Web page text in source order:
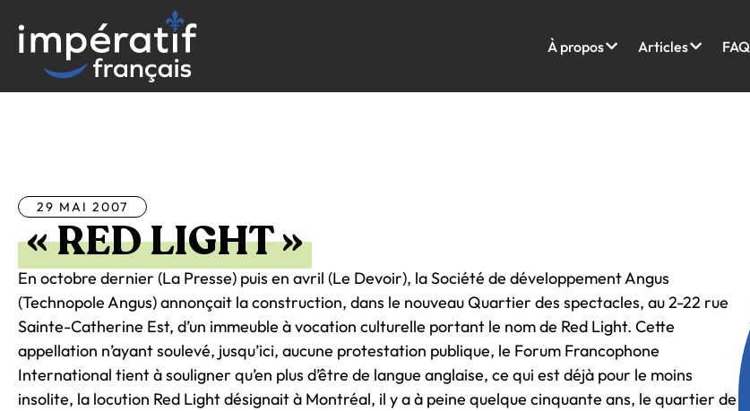
contenu
À propos Articles FAQ
29 MAI 2007
« RED LIGHT »
En octobre dernier (La Presse) puis en avril (Le Devoir), la Société de développement Angus
(Technopole Angus) annonçait la construction, dans le nouveau Quartier des spectacles, au 2-22 rue
Sainte-Catherine Est, d’un immeuble à vocation culturelle portant le nom de Red Light. Cette
appellation n’ayant soulevé, jusqu’ici, aucune protestation publique, le Forum Francophone
International tient à souligner qu’en plus d’être de langue anglaise, ce qui est déjà pour le moins
insolite, la locution Red Light désignait à Montréal, il y a à peine quelque cinquante ans, le quartier de